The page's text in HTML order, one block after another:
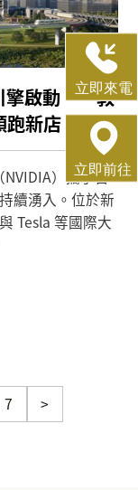
擎啟動 「敦
跑新店
）攜手台
續湧入。位於新
Tesla 等國際大
7 >